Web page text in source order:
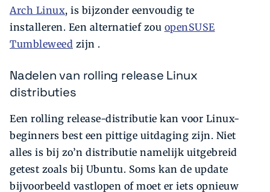
Arch Linux, is bijzonder eenvoudig te
installeren. Een alternatief zou openSUSE
Tumbleweed zijn .
Nadelen van rolling release Linux
distributies
Een rolling release-distributie kan voor Linux-
beginners best een pittige uitdaging zijn. Niet
alles is bij zo’n distributie namelijk uitgebreid
getest zoals bij Ubuntu. Soms kan de update
bijvoorbeeld vastlopen of moet er iets opnieuw